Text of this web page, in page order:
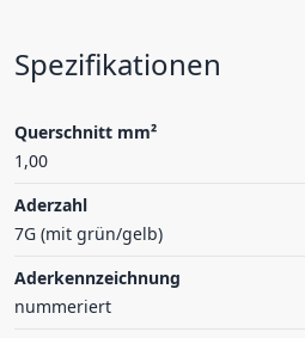
Spezifikationen
Querschnitt mm²
1,00
Aderzahl
7G (mit grün/gelb)
Aderkennzeichnung
nummeriert